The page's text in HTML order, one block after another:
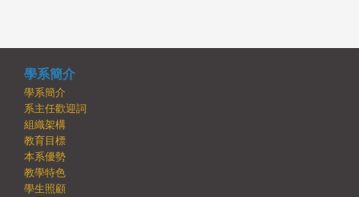
學系簡介
學系簡介
系主任歡迎詞
組織架構
教育目標
本系優勢
教學特色
學生照顧